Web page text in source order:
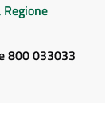
800 033033